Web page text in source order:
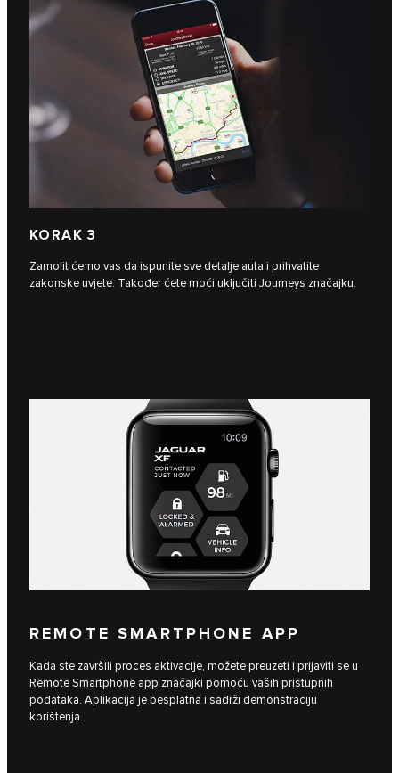
KORAK 3
Zamolit ćemo vas da ispunite sve detalje auta i prihvatite
zakonske uvjete. Također ćete moći uključiti Journeys značajku.
REMOTE SMARTPHONE APP
Kada ste završili proces aktivacije, možete preuzeti i prijaviti se u
Remote Smartphone app značajki pomoću vaših pristupnih
podataka. Aplikacija je besplatna i sadrži demonstraciju
korištenja.